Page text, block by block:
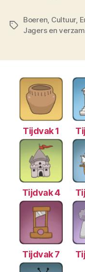
Tags
Boeren, Cultuur,
Jagers en
Tijdvak 1
Tijdvak 4
Tijdvak 7